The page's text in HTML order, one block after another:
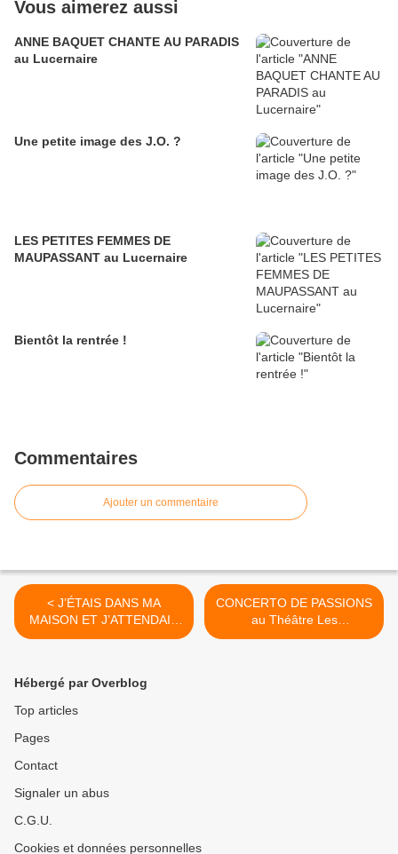
Vous aimerez aussi
ANNE BAQUET CHANTE AU PARADIS
au Lucernaire
Une petite image des J.O. ?
LES PETITES FEMMES DE
MAUPASSANT au Lucernaire
Bientôt la rentrée !
Commentaires
Ajouter un commentaire
< J’ÉTAIS DANS MA
MAISON ET J’ATTENDAIS
QUE LA PLUIE VIENNE au
CONCERTO DE PASSIONS
au Théâtre Les
Déchargeurs >
Hébergé par Overblog
Top articles
Pages
Contact
Signaler un abus
C.G.U.
Cookies et données personnelles